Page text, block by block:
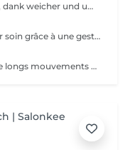
Ein Moment der reinen Entspannung, dank weicher und umhüllender Gesten.
Garantit des résultats visibles dès le 1er soin grâce à une gestuelle précise alliant des techniques de pompage et de drainage. Les jambes sont regalbées, le ventre est affiné.
Revitalise le corps et l'esprit grâce à de longs mouvements amples et rythmés s'inspirant du flux des vagues. Geste après geste, il infuse le corps d'une nouvelle énergie.